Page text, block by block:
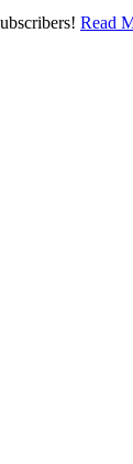
Read